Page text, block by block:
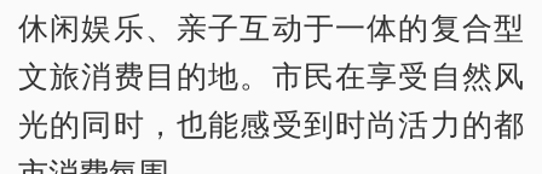
休闲娱乐、亲子互动于一体的复合型
文旅消费目的地。市民在享受自然风
光的同时，也能感受到时尚活力的都